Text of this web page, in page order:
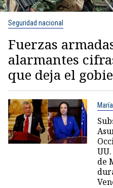
Seguridad nacional
Fuerzas
alarmantes
que deja el
de